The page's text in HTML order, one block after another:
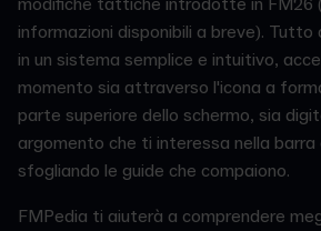
informazioni disponibili a breve). Tutto
in un sistema semplice e intuitivo,
momento sia attraverso l'icona a
parte superiore dello schermo, sia
argomento che ti interessa nella barra
sfogliando le guide che compaiono.
FMPedia ti aiuterà a comprendere